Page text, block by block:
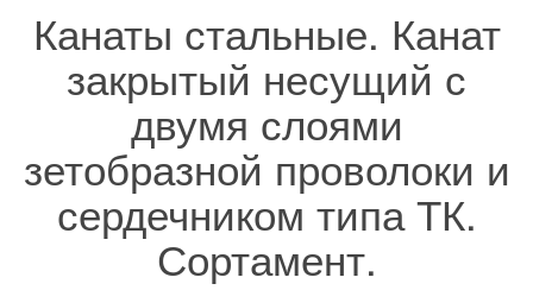
Канаты стальные. Канат
закрытый несущий с
двумя слоями
зетобразной проволоки и
сердечником типа ТК.
Сортамент.